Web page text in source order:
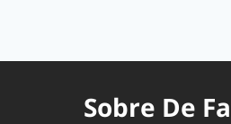
Sobre De